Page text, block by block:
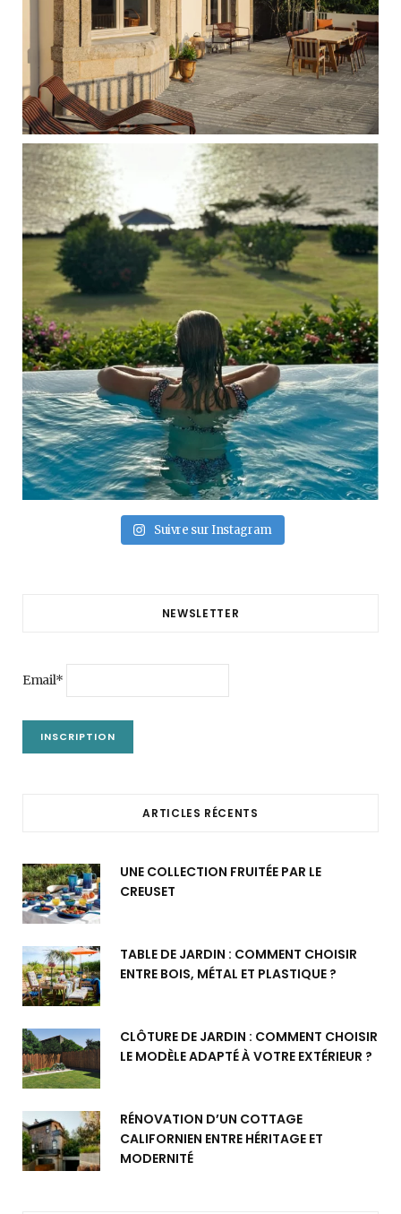
Suivre sur Instagram
NEWSLETTER
Email*
ARTICLES RÉCENTS
UNE COLLECTION FRUITÉE PAR LE
CREUSET
TABLE DE JARDIN : COMMENT CHOISIR
ENTRE BOIS, MÉTAL ET PLASTIQUE ?
CLÔTURE DE JARDIN : COMMENT CHOISIR
LE MODÈLE ADAPTÉ À VOTRE EXTÉRIEUR ?
RÉNOVATION D’UN COTTAGE
CALIFORNIEN ENTRE HÉRITAGE ET
MODERNITÉ